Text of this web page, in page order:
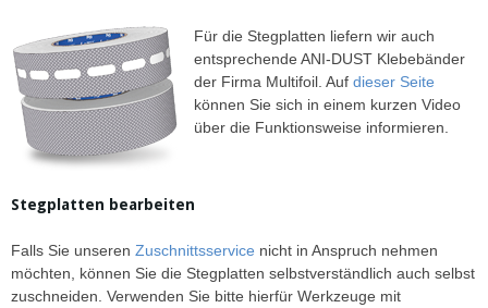
Für die Stegplatten liefern wir auch
entsprechende ANI-DUST Klebebänder
der Firma Multifoil. Auf dieser Seite
können Sie sich in einem kurzen Video
über die Funktionsweise informieren.
Stegplatten bearbeiten
Falls Sie unseren Zuschnittsservice nicht in Anspruch nehmen
möchten, können Sie die Stegplatten selbstverständlich auch selbst
zuschneiden. Verwenden Sie bitte hierfür Werkzeuge mit